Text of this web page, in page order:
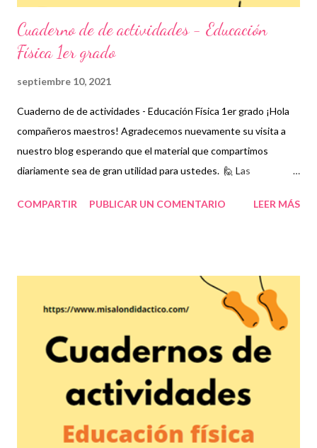
Cuaderno de de actividades - Educación
Física 1er grado
septiembre 10, 2021
Cuaderno de de actividades - Educación Física 1er grado ¡Hola
compañeros maestros! Agradecemos nuevamente su visita a
nuestro blog esperando que el material que compartimos
diariamente sea de gran utilidad para ustedes. 🙋 Las
desarrollo interactivo de los estudiantes no sólo porque se
todas las personas que practiquen actividades físicas. En la
asignatura de educación física se han estableciendo estrategias
que se llevan a cabo mediante prácticas deportivas que van más
allá de simples ejercicios ya que ahora es más común y mejor de
permita el razonamiento, las tácticas y la formación integral para
mejorar sus habilidades motrices. Para este día les...
COMPARTIR PUBLICAR UN COMENTARIO LEER MÁS